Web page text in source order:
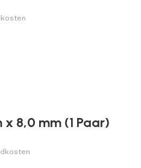
8,0 mm (1 Paar)